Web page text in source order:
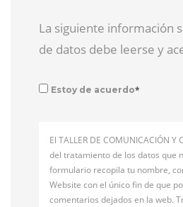
La siguiente información
de datos debe leerse y
Estoy de acuerdo*
El TALLER DE COMUNICACIÓN
del tratamiento de los datos que
formulario recopila tu nombre,
Website con el único fin de que
comentarios dejados en la web.